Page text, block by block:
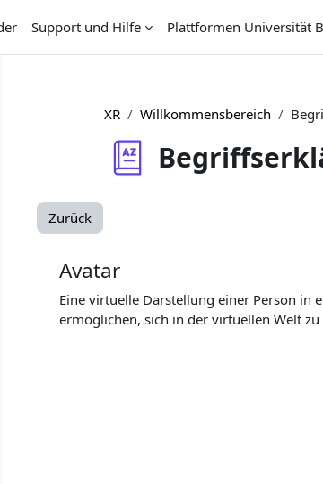
Support und Hilfe Plattformen Universität
XR Willkommensbereich
Zurück
Avatar
Eine virtuelle Darstellung einer Person in
ermöglichen, sich in der virtuellen Welt